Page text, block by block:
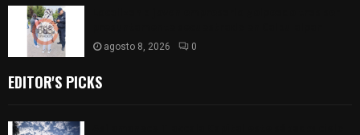
agosto 8, 2026 0
EDITOR'S PICKS